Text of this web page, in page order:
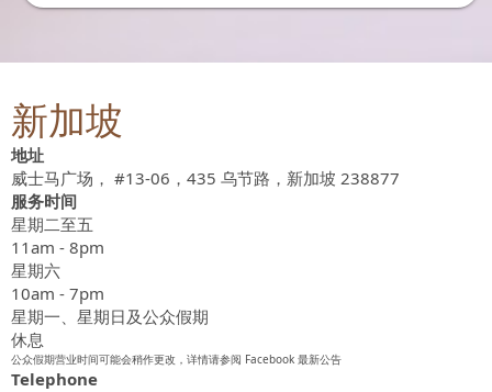
新加坡
地址
威士马广场， #13-06，435 乌节路，新加坡 238877
服务时间
星期二至五
11am - 8pm
星期六
10am - 7pm
星期一、星期日及公众假期
休息
公众假期营业时间可能会稍作更改，详情请参阅 Facebook 最新公告
Telephone